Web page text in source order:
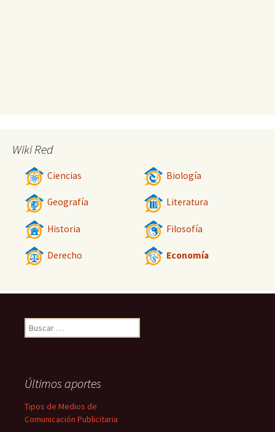
Wiki Red
Ciencias Biología
Geografía Literatura
Historia Filosofía
Derecho Economía
Buscar:
Últimos aportes
Tipos de Medios de
Comunicación Publicitaria